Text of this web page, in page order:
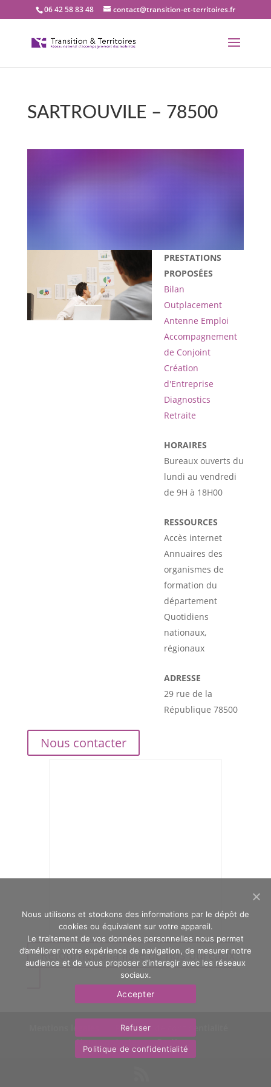
06 42 58 83 48 contact@transition-et-territoires.fr
SARTROUVILE – 78500
bureau Transition et
PRESTATIONS
PROPOSÉES
Bilan
Outplacement
Antenne Emploi
Accompagnement
de Conjoint
Création
d'Entreprise
Diagnostics
Retraite
HORAIRES
Bureaux ouverts du
lundi au vendredi
de 9H à 18H00
RESSOURCES
Accès internet
Annuaires des
organismes de
formation du
département
Quotidiens
nationaux,
régionaux
ADRESSE
29 rue de la
République 78500
Nous contacter
Retourner à la liste de nos bureaux
Politique de confidentialité
Nous contacter
OasYs
Nous utilisons et stockons des informations par le dépôt de
cookies ou équivalent sur votre appareil.
Le traitement de vos données personnelles nous permet
d’améliorer votre expérience de navigation, de mesurer notre
audience et de vous proposer d’interagir avec les réseaux
sociaux.
Accepter
Refuser
Politique de confidentialité